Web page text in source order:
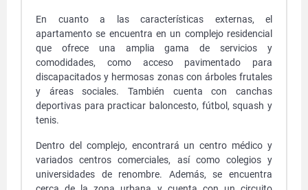
En cuanto a las características externas, el
apartamento se encuentra en un complejo residencial
que ofrece una amplia gama de servicios y
comodidades, como acceso pavimentado para
discapacitados y hermosas zonas con árboles frutales
y áreas sociales. También cuenta con canchas
deportivas para practicar baloncesto, fútbol, squash y
tenis.
Dentro del complejo, encontrará un centro médico y
variados centros comerciales, así como colegios y
universidades de renombre. Además, se encuentra